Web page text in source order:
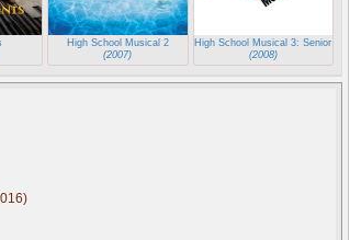
High School Musical 2
(2007)
High School Musical 3: Senior Year
(2008)